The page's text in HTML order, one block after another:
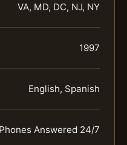
VA, MD, DC, NJ, NY
1997
English, Spanish
Phones Answered 24/7